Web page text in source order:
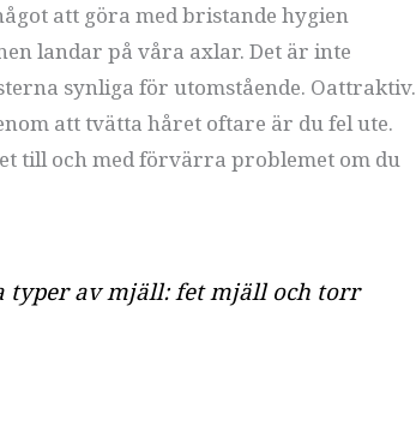
att göra med bristande hygien
landar på våra axlar. Det är inte
synliga för utomstående. Oattraktiv.
att tvätta håret oftare är du fel ute.
till och med förvärra problemet om du
typer av mjäll: fet mjäll och torr